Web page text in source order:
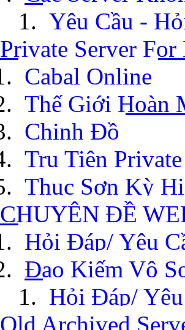
Yêu Cầu -
Private Server
Cabal Online
Thế Giới Hoàn
Chinh Đồ
Tru Tiên Private
Thục Sơn Kỳ
CHUYÊN ĐỀ
Hỏi Đáp/ Yêu
Đao Kiếm Vô
Hỏi Đáp/
Old Archived